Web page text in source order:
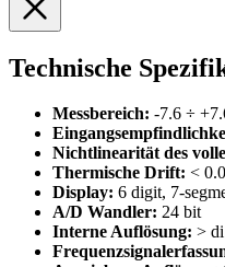
Technische
Messbereich: -7.6 ÷
Nichtlinearität des
Thermische Drift: <
Display: 6 digit, 7-
A/D Wandler: 24 bit
Interne Auflösung: >